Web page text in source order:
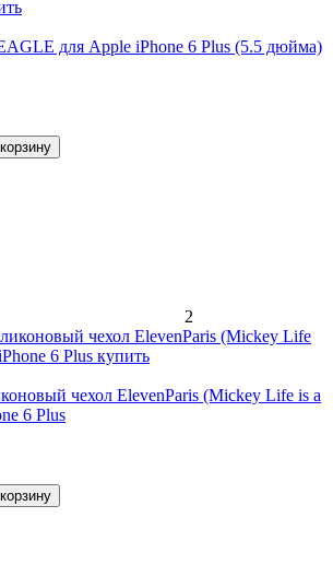
для Apple iPhone 6 Plus (5.5 дюйма)
2
чехол ElevenParis (Mickey Life is a
6 Plus